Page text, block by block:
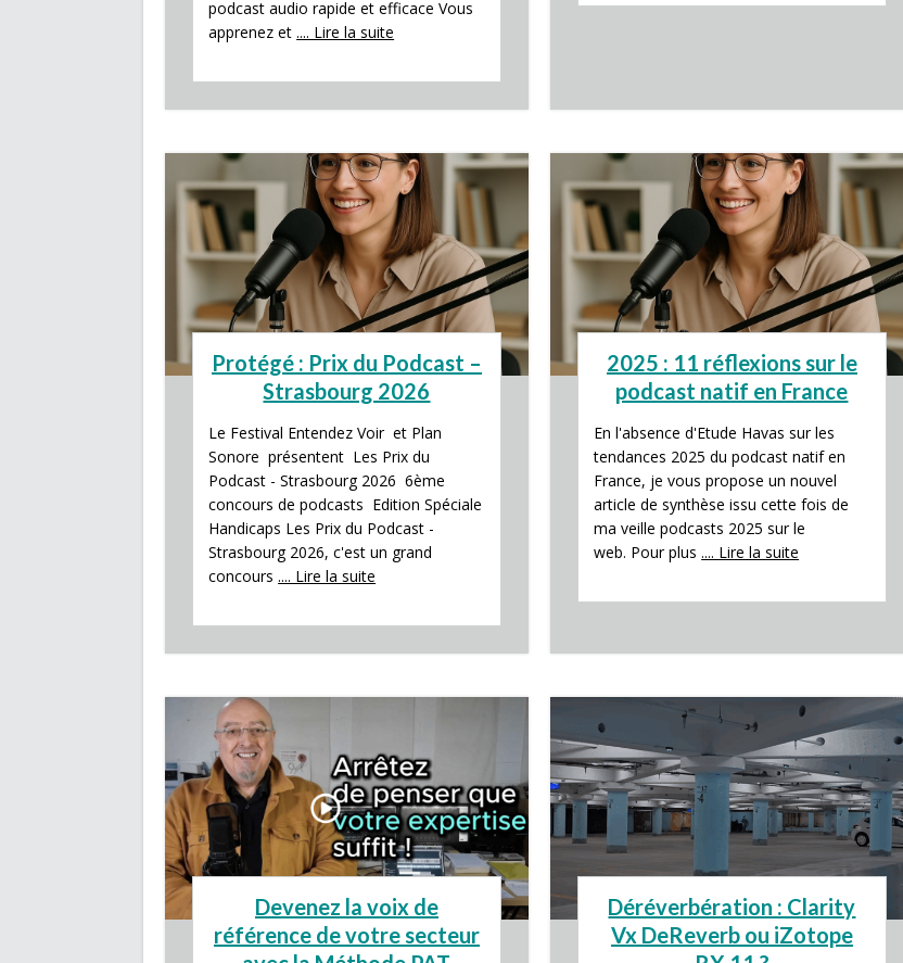
podcast audio rapide et efficace Vous
apprenez et .... Lire la suite
Protégé : Prix du Podcast –
Strasbourg 2026
Le Festival Entendez Voir et Plan
Sonore présentent Les Prix du
Podcast - Strasbourg 2026 6ème
concours de podcasts Edition Spéciale
Handicaps Les Prix du Podcast -
Strasbourg 2026, c'est un grand
concours .... Lire la suite
2025 : 11 réflexions sur le
podcast natif en France
En l'absence d'Etude Havas sur les
tendances 2025 du podcast natif en
France, je vous propose un nouvel
article de synthèse issu cette fois de
ma veille podcasts 2025 sur le
web. Pour plus .... Lire la suite
Devenez la voix de
référence de votre secteur
Déréverbération : Clarity
Vx DeReverb ou iZotope